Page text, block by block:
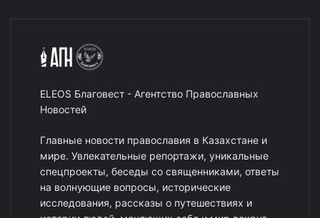
ELEOS Благовест - Агентство Православных
Новостей
Главные новости православия в Казахстане и
мире. Увлекательные репортажи, уникальные
спецпроекты, беседы со священниками, ответы
на волнующие вопросы, исторические
исследования, рассказы о путешествиях и